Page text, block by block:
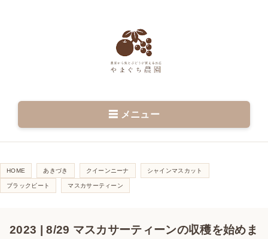
☰ メニュー
HOME あきづき クイーンニーナ シャインマスカット
ブラックビート マスカサーティーン
2023 | 8/29 マスカサーティーンの収穫を始めま